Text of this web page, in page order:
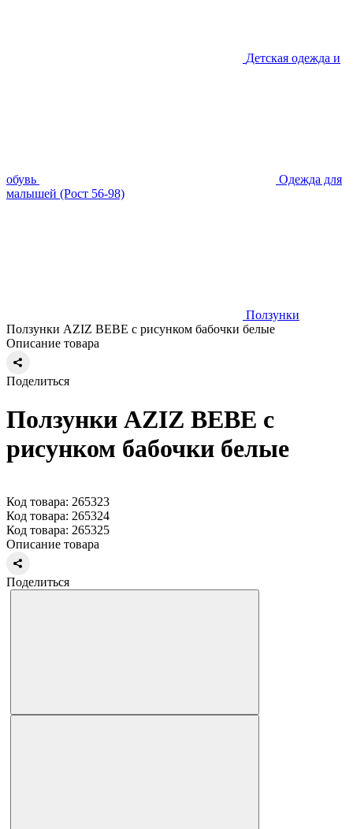
Детская одежда и
обувь
Одежда для
малышей (Рост 56-98)
Ползунки
Ползунки AZIZ BEBE с рисунком бабочки белые
Описание товара
Поделиться
Ползунки AZIZ BEBE с
рисунком бабочки белые
Код товара: 265323
Код товара: 265324
Код товара: 265325
Описание товара
Поделиться